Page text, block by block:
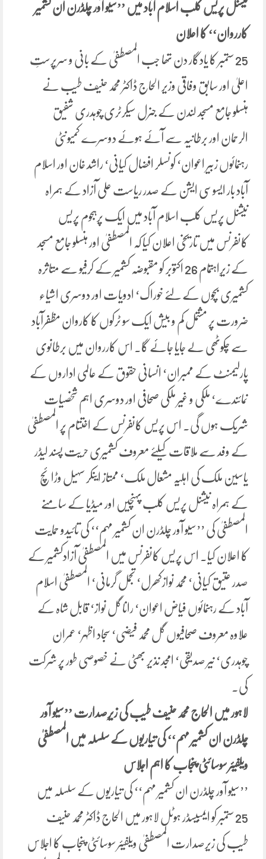
نیشنل پریس کلب اسلام آباد میں ’’سیو آور چلڈرن ان کشمیر
کارروان‘‘ کا اعلان
25 ستمبر کا یادگار دن تھا جب المصطفیٰ کے بانی و سرپرستِ
اعلیٰ اور سابق وفاقی وزیر الحاج ڈاکٹر محمد حنیف طیب نے
ہنسلو جامع مسجد لندن کے جنرل سیکرٹری چوہدری شفیق
الرحمان اور برطانیہ سے آئے ہوئے دوسرے کمیونٹی
رہنمائوں زبیر اعوان‘ کونسلر افضال کیانی‘ راشد خان اور اسلام
آباد بار ایسوسی ایشن کے صدر ریاست علی آزاد کے ہمراہ
نیشنل پریس کلب اسلام آباد میں ایک پرہجوم پریس
کانفرنس میں تاریخی اعلان کیا کہ المصطفیٰ اور ہنسلو جامع مسجد
کے زیرِاہتمام 26 اکتوبر کو مقبوضہ کشمیر کے کرفیو سے متاثرہ
کشمیری بچوں کے لئے خوراک‘ ادویات اور دوسری اشیاء
ضرورت پر مشتمل کم و بیش ایک سو ٹرکوں کا کاروان مظفرآباد
سے چکوٹھی لے جایا جائے گا۔ اس کارروان میں برطانوی
پارلیمنٹ کے ممبران‘ انسانی حقوق کے عالمی اداروں کے
نمائندے‘ ملکی و غیر ملکی صحافی اور دوسری اہم شخصیات
شریک ہوں گی۔ اس پریس کانفرنس کے اختتام پر المصطفیٰ
کے وفد سے ملاقات کیلئے معروف کشمیری حریت پسند لیڈر
یاسین ملک کی اہلیہ مشعال ملک‘ ممتاز اینکر سہیل وڑائچ
کے ہمراہ نیشنل پریس کلب پہنچیں اور میڈیا کے سامنے
المصطفیٰ کی ’’سیو آور چلڈرن ان کشمیر مہم‘‘ کی تائیدو حمایت
کا اعلان کیا۔ اس پریس کانفرنس میں المصطفیٰ آزادکشمیر کے
صدر عتیق کیانی‘ محمد نوازکھرل‘ تجمل گرمانی‘ المصطفیٰ اسلام
آباد کے رہنمائوں فیاض اعوان‘ رانا گل نواز‘ قابل شاہ کے
علاوہ معروف صحافیوں گل محمد فیضی‘ سجاد اظہر‘ عمران
چوہدری‘ نیر صدیقی‘ امجد نذیر بھٹی نے خصوصی طور پر شرکت
کی۔
لاہور میں الحاج محمد حنیف طیب کی زیرِصدارت ’’سیو آور
چلڈرن ان کشمیر مہم‘‘ کی تیاریوں کے سلسلہ میں المصطفیٰ
ویلفیئر سوسائٹی پنجاب کا اہم اجلاس
’’سیو آور چلڈرن ان کشمیر مہم‘‘ کی تیاریوں کے سلسلہ میں
25 ستمبر کو ایمبیسڈر ہوٹل لاہور میں الحاج ڈاکٹر محمد حنیف
طیب کی زیرصدارت المصطفیٰ ویلفیئر سوسائٹی پنجاب کا اجلاس